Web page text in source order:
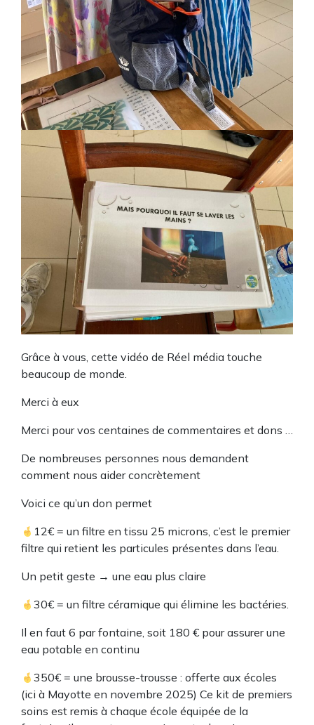
Grâce à vous, cette vidéo de Réel média touche
beaucoup de monde.
Merci à eux
Merci pour vos centaines de commentaires et dons …
De nombreuses personnes nous demandent
comment nous aider concrètement
Voici ce qu’un don permet
12€ = un filtre en tissu 25 microns, c’est le premier
filtre qui retient les particules présentes dans l’eau.
Un petit geste → une eau plus claire
30€ = un filtre céramique qui élimine les bactéries.
Il en faut 6 par fontaine, soit 180 € pour assurer une
eau potable en continu
350€ = une brousse-trousse : offerte aux écoles
(ici à Mayotte en novembre 2025) Ce kit de premiers
soins est remis à chaque école équipée de la